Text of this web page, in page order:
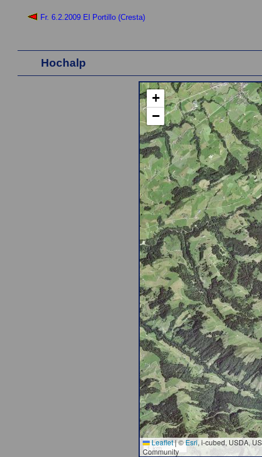
Fr. 6.2.2009 El Portillo (Cresta)
Hochalp
+
−
1 km
Leaflet|©Esri, i-cubed, USDA,
Community